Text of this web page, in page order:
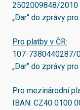
2502009848/2010
„Dar“ do zprávy
Pro platby v ČR:
107-7380440287/
„Dar“ do zprávy
Pro mezinárodní
IBAN: CZ40 0100